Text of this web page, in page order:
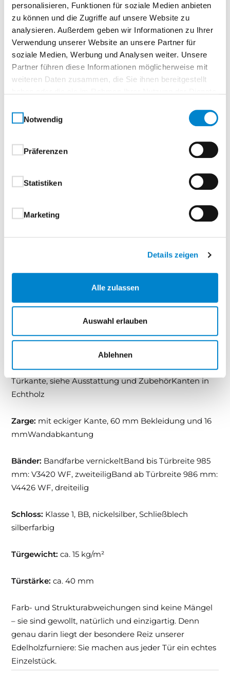
personalisieren, Funktionen für soziale Medien anbieten
zu können und die Zugriffe auf unsere Website zu
analysieren. Außerdem geben wir Informationen zu Ihrer
Verwendung unserer Website an unsere Partner für
soziale Medien, Werbung und Analysen weiter. Unsere
Partner führen diese Informationen möglicherweise mit
weiteren Daten zusammen, die Sie ihnen bereitgestellt
Notwendig
Präferenzen
Statistiken
Marketing
Details zeigen
Alle zulassen
Auswahl erlauben
Ablehnen
Normtür, eckigTürelement Röhrenspanplatte
Edelholzfurniere – Natur. Charakter. Unikate.Jede
Tür ein Unikat.
Mit Edelholzfurnieren holen Sie sich die
unverwechselbare Schönheit der Natur ins Haus. Die
und Zarge eine besondere Ausstrahlung – mit Farbe,
Maserung und Struktur, wie sie nur die Natur
Unsere fein ausgewählte Kollektion umfasst auch
stilvoll unterstreichen.
einzigartiges Naturprodukt
Vielfältige Maserungen und Strukturen – keine
und Verarbeitung – Ausdruck natürlicher
Authentizität
Nachhaltig schön – edles Echtholz mit zeitloser
Wirkung
Türblatt:mit eckiger Türkante, optional mit stumpfer
Türkante, siehe Ausstattung und ZubehörKanten in
Echtholz
Zarge: mit eckiger Kante, 60 mm Bekleidung und 16
mmWandabkantung
Bänder: Bandfarbe vernickeltBand bis Türbreite 985
mm: V3420 WF, zweiteiligBand ab Türbreite 986 mm:
V4426 WF, dreiteilig
Schloss: Klasse 1, BB, nickelsilber, Schließblech
silberfarbig
Türgewicht: ca. 15 kg/m²
Türstärke:ca. 40 mm
Farb- und Strukturabweichungen sind keine Mängel
– sie sind gewollt, natürlich und einzigartig. Denn
genau darin liegt der besondere Reiz unserer
Edelholzfurniere: Sie machen aus jeder Tür ein echtes
Einzelstück.